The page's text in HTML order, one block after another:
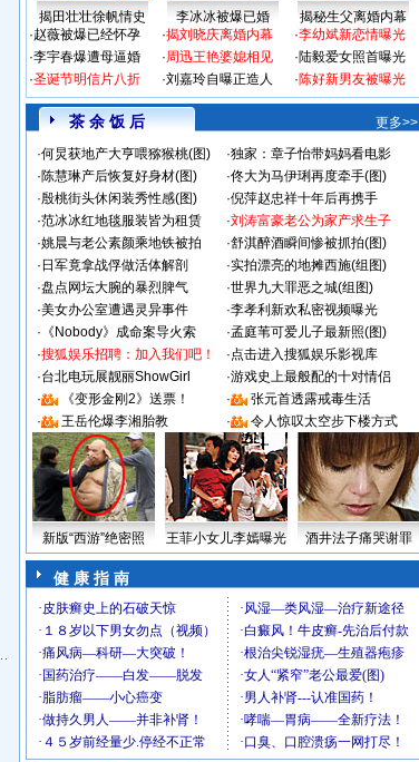
揭田壮壮徐帆情史 李冰冰被爆已婚
揭秘生父离婚内幕
·赵薇被爆已经怀孕
·李宇春爆遭母逼婚
·圣诞节明信片八折
·揭刘晓庆离婚内幕
·周迅王艳婆媳相见
·刘嘉玲自曝正造人
·李幼斌新恋情曝光
·陆毅爱女照首曝光
·陈好新男友被曝光
茶 余 饭 后
更多>>
·何炅获地产大亨喂猕猴桃(图) ·独家：章子怡带妈妈看电影
·陈慧琳产后恢复好身材(图) ·佟大为马伊琍再度牵手(图)
·殷桃街头休闲装秀性感(图) ·倪萍赵忠祥十年后再携手
·范冰冰红地毯服装皆为租赁 ·刘涛富豪老公为家产求生子
·姚晨与老公素颜乘地铁被拍 ·舒淇醉酒瞬间惨被抓拍(图)
· 日军竟拿战俘做活体解剖 ·实拍漂亮的地摊西施(组图)
·盘点网坛大腕的暴烈脾气 ·世界九大罪恶之城(组图)
·美女办公室遭遇灵异事件 ·李孝利新欢私密视频曝光
· 《Nobody》成命案导火索 ·孟庭苇可爱儿子最新照(图)
·搜狐娱乐招聘：加入我们吧！ ·点击进入搜狐娱乐影视库
·台北电玩展靓丽ShowGirl ·游戏史上最般配的十对情侣
·
《变形金刚2》送票！ ·
张元首透露戒毒生活
·
王岳伦爆李湘胎教 · 令人惊叹太空步下楼方式
新版“西游”绝密照 王菲小女儿李嫣曝光 酒井法子痛哭谢罪
健 康 指 南